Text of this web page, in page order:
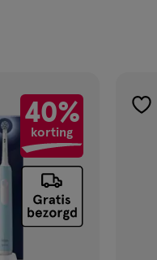
40%
korting